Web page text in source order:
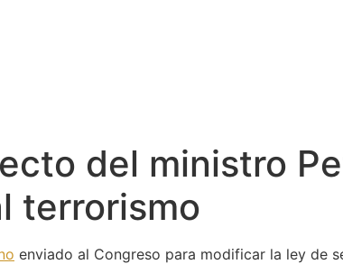
del ministro
terrorismo
enviado al Congreso para modificar la ley de